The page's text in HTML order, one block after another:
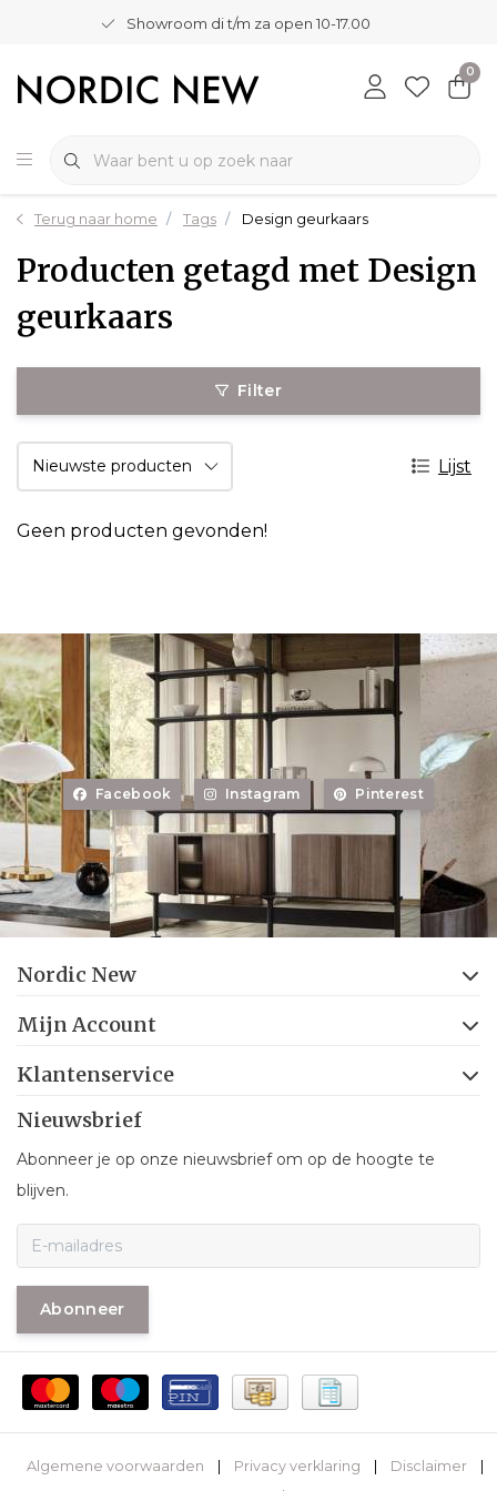
Showroom di t/m za open 10-17.00
0
Terug naar home Tags Design geurkaars
Producten getagd met Design
geurkaars
Filter
Lijst
Geen producten gevonden!
Facebook Instagram Pinterest
Nordic New
Mijn Account
Klantenservice
Nieuwsbrief
Abonneer je op onze nieuwsbrief om op de hoogte te
blijven.
Abonneer
Algemene voorwaarden Privacy verklaring Disclaimer